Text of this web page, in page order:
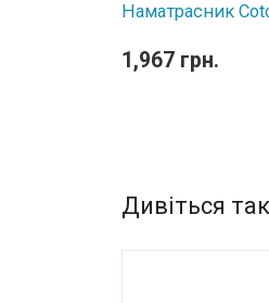
Наматрасник
1,967 грн.
Дивіться